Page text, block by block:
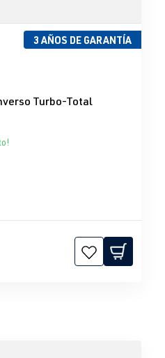
3 AÑOS DE GARANTÍA
de 5 estrellas
Turbo-Total